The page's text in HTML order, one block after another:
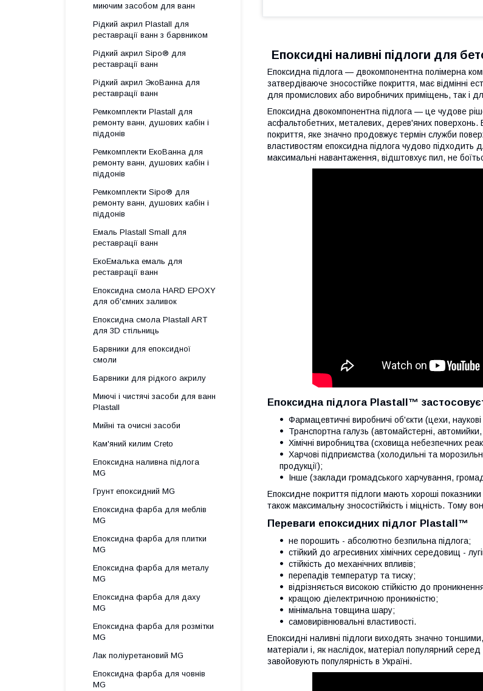
Епоксидні наливні підлоги для
Епоксидна підлога — двокомпонентна полімерна
затвердіваюче зносостійке покриття, має відмінні
для промислових або виробничих приміщень, так і
Епоксидна двокомпонентна підлога — це чудове
асфальтобетних, металевих, дерев'яних поверхонь.
покриття, яке значно продовжує термін служби
властивостям епоксидна підлога чудово підходить
максимальні навантаження, відштовхує пил, не
Епоксидна підлога Plastall™
Фармацевтичні виробничі об'єкти (цехи,
Транспортна галузь (автомайстерні,
Хімічні виробництва (сховища небезпечних
Харчові підприємства (холодильні та
продукції);
Інше (заклади громадського харчування,
Епоксидне покриття підлоги мають хороші показники
також максимальну зносостійкість і міцність. Тому
Переваги епоксидних підлог Plastall™
не порошить - абсолютно безпильна підлога;
стійкий до агресивних хімічних середовищ -
стійкість до механічних впливів;
перепадів температур та тиску;
відрізняється високою стійкістю до
кращою діелектричною проникністю;
мінімальна товщина шару;
самовирівнювальні властивості.
Епоксидні наливні підлоги виходять значно
матеріали і, як наслідок, матеріал популярний
завойовують популярність в Україні.
миючим засобом для ванн
Рідкий акрил Plastall для
реставрації ванн з барвником
Рідкий акрил Sipo® для
реставрації ванн
Рідкий акрил ЭкоВанна для
реставрації ванн
Ремкомплекти Plastall для
ремонту ванн, душових кабін і
піддонів
Ремкомплекти ЕкоВанна для
ремонту ванн, душових кабін і
піддонів
Ремкомплекти Sipo® для
ремонту ванн, душових кабін і
піддонів
Емаль Plastall Small для
реставрації ванн
ЕкоЕмалька емаль для
реставрації ванн
Епоксидна смола HARD EPOXY
для об'ємних заливок
Епоксидна смола Plastall ART
для 3D стільниць
Барвники для епоксидної
смоли
Барвники для рідкого акрилу
Миючі і чистячі засоби для ванн
Plastall
Мийні та очисні засоби
Кам'яний килим Creto
Епоксидна наливна підлога
MG
Грунт епоксидний MG
Епоксидна фарба для меблів
MG
Епоксидна фарба для плитки
MG
Епоксидна фарба для металу
MG
Епоксидна фарба для даху
MG
Епоксидна фарба для розмітки
MG
Лак поліуретановий MG
Епоксидна фарба для човнів
MG